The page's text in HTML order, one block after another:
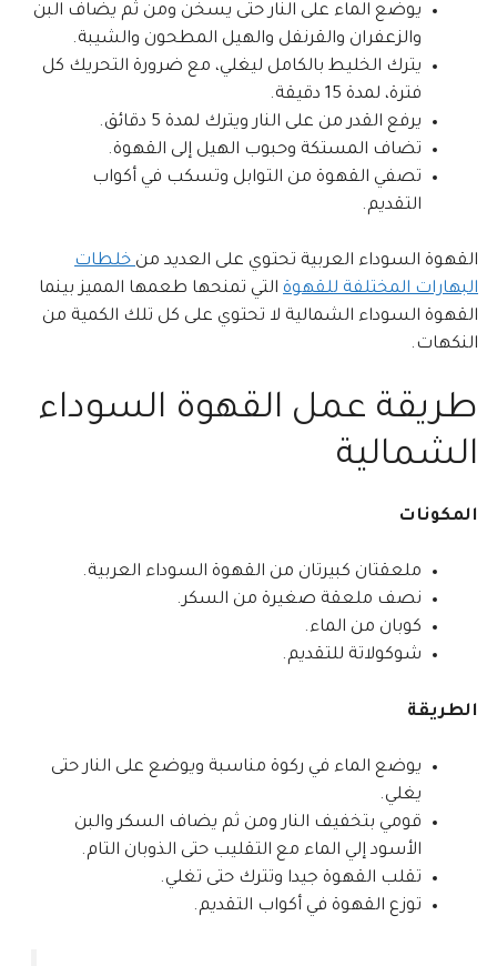
يوضع الماء على النار حتى يسخن ومن ثم يضاف البن
والزعفران والقرنفل والهيل المطحون والشيبة.
يترك الخليط بالكامل ليغلي، مع ضرورة التحريك كل
فترة، لمدة 15 دقيقة.
يرفع القدر من على النار ويترك لمدة 5 دقائق.
تضاف المستكة وحبوب الهيل إلى القهوة.
تصفي القهوة من التوابل وتسكب في أكواب
التقديم.
القهوة السوداء العربية تحتوي على العديد منخلطات
البهارات المختلفة للقهوة التي تمنحها طعمها المميز بينما
القهوة السوداء الشمالية لا تحتوي على كل تلك الكمية من
النكهات.
طريقة عمل القهوة السوداء
الشمالية
المكونات
ملعقتان كبيرتان من القهوة السوداء العربية.
نصف ملعقة صغيرة من السكر.
كوبان من الماء.
شوكولاتة للتقديم.
الطريقة
يوضع الماء في ركوة مناسبة ويوضع على النار حتى
يغلي.
قومي بتخفيف النار ومن ثم يضاف السكر والبن
الأسود إلي الماء مع التقليب حتى الذوبان التام.
تقلب القهوة جيدا وتترك حتى تغلي.
توزع القهوة في أكواب التقديم.